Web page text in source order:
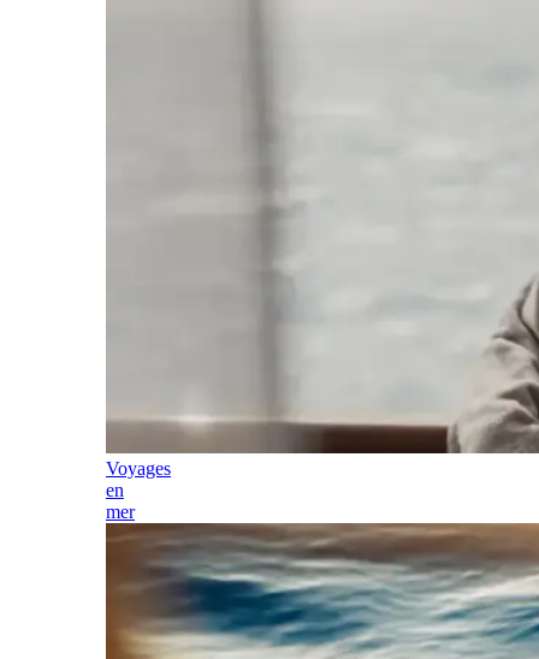
Voyages
en
mer